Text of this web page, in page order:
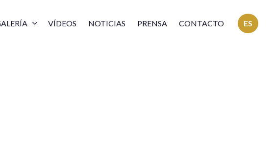
VÍDEOS NOTICIAS PRENSA CONTACTO ES